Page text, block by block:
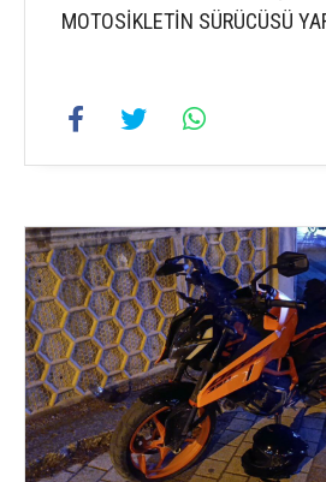
MOTOSİKLETİN SÜRÜCÜSÜ